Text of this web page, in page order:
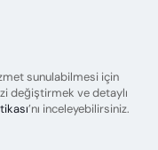
sunulabilmesi için
değiştirmek ve detaylı
’nı inceleyebilirsiniz.